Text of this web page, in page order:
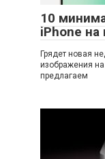
10
iPhone
Грядет новая
изображения
предлагаем